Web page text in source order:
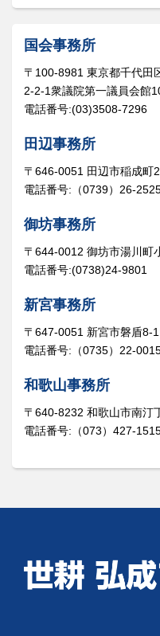
国会事務所
〒100-8981 東京都千代田
2-2-1衆議院第一議員会館
電話番号:(03)3508-7296
田辺事務所
〒646-0051 田辺市稲成町
電話番号:（0739）26-
御坊事務所
〒644-0012 御坊市湯川町
電話番号:(0738)24-9801
新宮事務所
〒647-0051 新宮市磐盾8-
電話番号:（0735）22-
和歌山事務所
〒640-8232 和歌山市南汀
電話番号:（073）427-